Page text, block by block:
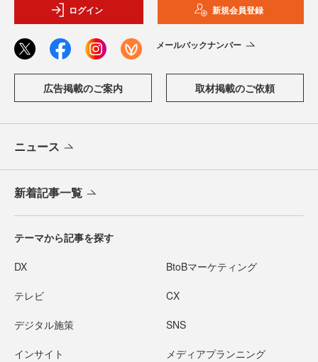
ログイン 新規会員登録
メールバックナンバー
広告掲載のご案内 取材掲載のご依頼
ニュース
新着記事一覧
テーマから記事を探す
DX BtoBマーケティング
テレビ CX
デジタル施策 SNS
インサイト メディアプランニング